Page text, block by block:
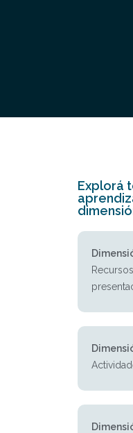
Explorá